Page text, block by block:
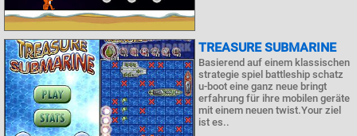
TREASURE SUBMARINE
Basierend auf einem klassischen
strategie spiel battleship schatz
u-boot eine ganz neue bringt
erfahrung für ihre mobilen geräte
mit einem neuen twist.Your ziel
ist es..